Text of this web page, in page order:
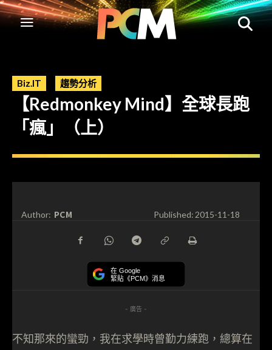
Biz.IT 趨勢分析
【Redmonkey Mind】全球長跑
「瘋」（上）
Author: PCM Published:2015-11-18
在 Google
緊貼《PCM》消息
- 廣告 -
不知那來的蠻勁，我在求學時曾勤力練跑，總算在